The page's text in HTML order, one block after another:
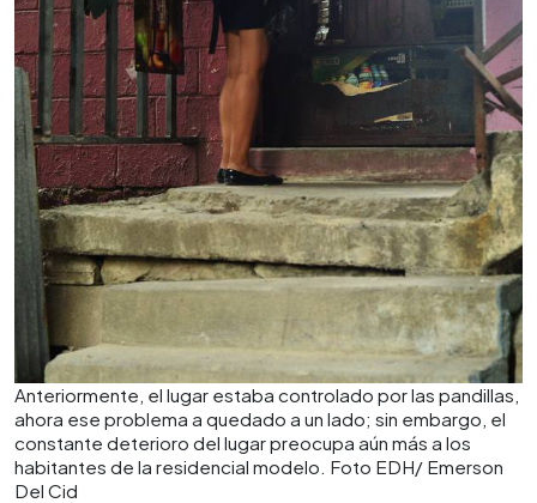
Anteriormente, el lugar estaba controlado por las pandillas,
ahora ese problema a quedado a un lado; sin embargo, el
constante deterioro del lugar preocupa aún más a los
habitantes de la residencial modelo. Foto EDH/ Emerson
Del Cid